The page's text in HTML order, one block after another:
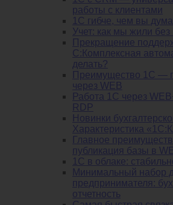
работы с клиентами
1С гибче, чем вы
Учет: как мы жили без
Прекращение
С:Комплексная
делать?
Преимущество 1С —
через WEB
Работа 1С через
RDP
Новинки
Характеристика
Главное
публикация базы в
1С в облаке:
Минимальный набор
предпринимателя:
отчетность